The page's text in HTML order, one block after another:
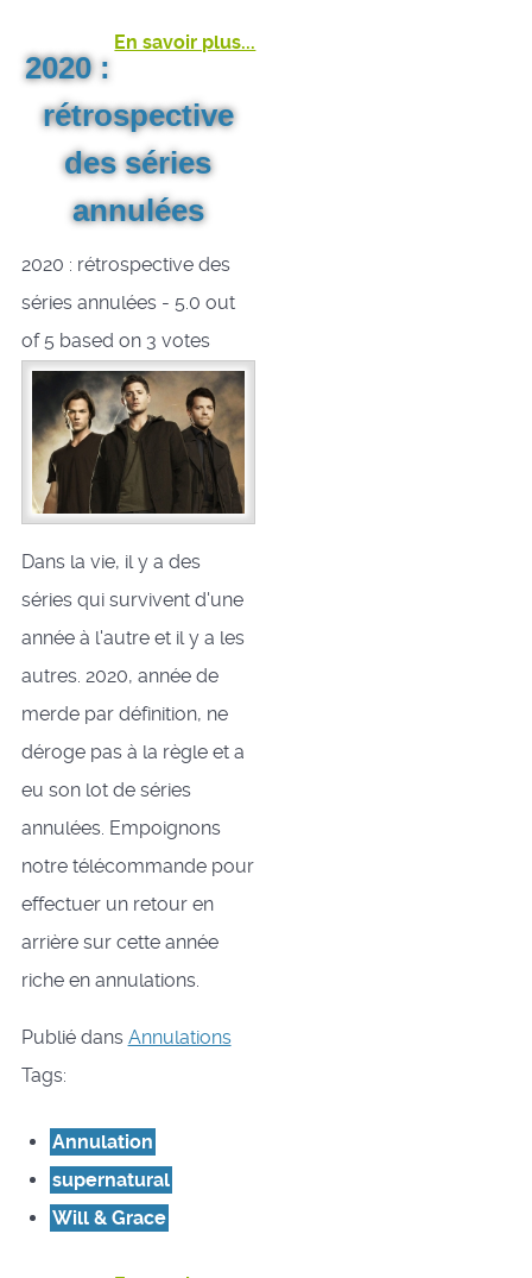
En savoir plus...
2020 :
rétrospective
des séries
annulées
2020 : rétrospective des
séries annulées- 5.0 out
of 5 based on 3 votes
Dans la vie, il y a des
séries qui survivent d'une
année à l'autre et il y a les
autres. 2020, année de
merde par définition, ne
déroge pas à la règle et a
eu son lot de séries
annulées. Empoignons
notre télécommande pour
effectuer un retour en
arrière sur cette année
riche en annulations.
Publié dans Annulations
Tags:
Annulation
supernatural
Will & Grace